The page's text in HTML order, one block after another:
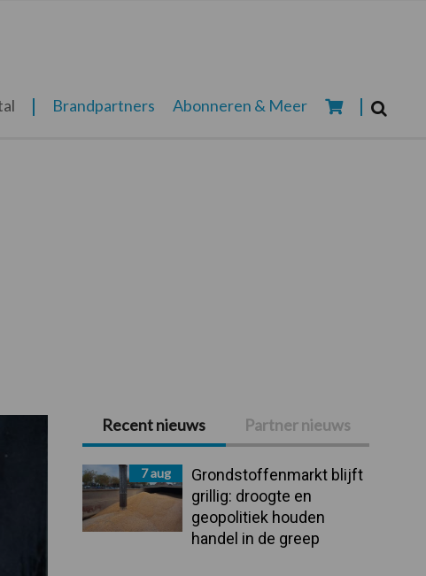
Brandpartners Abonneren & Meer
Primaire
Sidebar
Recent nieuws Partner nieuws
7 aug
Grondstoffenmarkt blijft
grillig: droogte en
geopolitiek houden
handel in de greep